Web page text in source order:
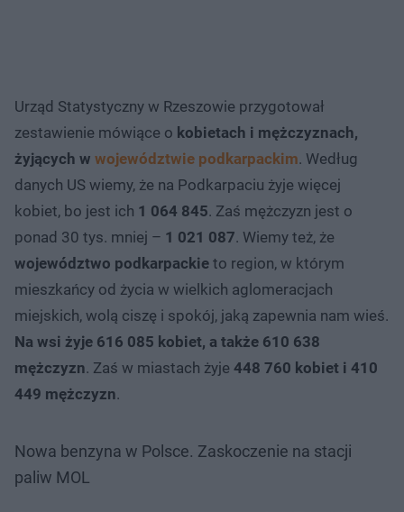
Urząd Statystyczny w Rzeszowie przygotował
zestawienie mówiące o kobietach i mężczyznach,
żyjących w województwie podkarpackim. Według
danych US wiemy, że na Podkarpaciu żyje więcej
kobiet, bo jest ich 1 064 845. Zaś mężczyzn jest o
ponad 30 tys. mniej – 1 021 087. Wiemy też, że
województwo podkarpackie to region, w którym
mieszkańcy od życia w wielkich aglomeracjach
miejskich, wolą ciszę i spokój, jaką zapewnia nam wieś.
Na wsi żyje 616 085 kobiet, a także 610 638
mężczyzn. Zaś w miastach żyje 448 760 kobiet i 410
449 mężczyzn.
Nowa benzyna w Polsce. Zaskoczenie na stacji
paliw MOL